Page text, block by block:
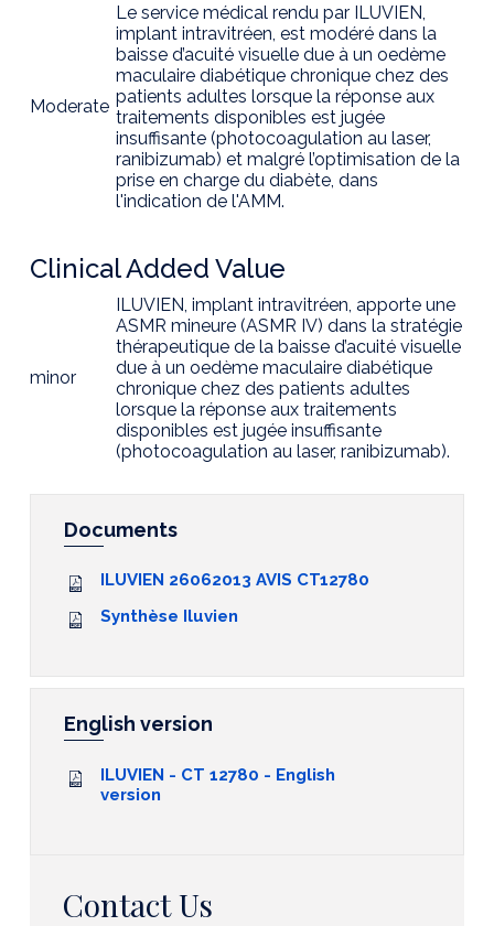
Moderate
Le service médical rendu par ILUVIEN,
implant intravitréen, est modéré dans la
baisse d’acuité visuelle due à un oedème
maculaire diabétique chronique chez des
patients adultes lorsque la réponse aux
traitements disponibles est jugée
insuffisante (photocoagulation au laser,
ranibizumab) et malgré l’optimisation de la
prise en charge du diabète, dans
l'indication de l'AMM.
Clinical Added Value
minor
ILUVIEN, implant intravitréen, apporte une
ASMR mineure (ASMR IV) dans la stratégie
thérapeutique de la baisse d’acuité visuelle
due à un oedème maculaire diabétique
chronique chez des patients adultes
lorsque la réponse aux traitements
disponibles est jugée insuffisante
(photocoagulation au laser, ranibizumab).
Documents
ILUVIEN 26062013 AVIS CT12780
Synthèse Iluvien
English version
ILUVIEN - CT 12780 - English
version
Contact Us